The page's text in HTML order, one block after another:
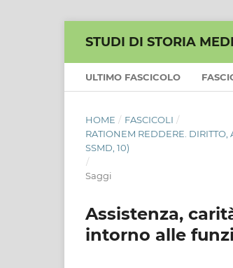
STUDI DI STORIA
ULTIMO FASCICOLO
HOME / FASCICOLI /
RATIONEM REDDERE.
SSMD, 10)
/
Saggi
Assistenza,
intorno alle